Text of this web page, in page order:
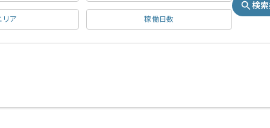
リア 稼働日数
検